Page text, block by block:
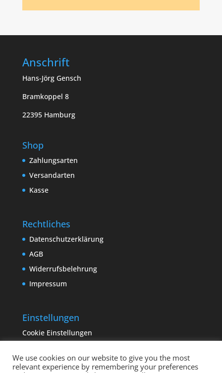
Anschrift
Hans-Jörg Gensch
Bramkoppel 8
22395 Hamburg
Shop
Zahlungsarten
Versandarten
Kasse
Rechtliches
Datenschutzerklärung
AGB
Widerrufsbelehrung
Impressum
Einstellungen
Cookie Einstellungen
We use cookies on our website to give you the most
relevant experience by remembering your preferences